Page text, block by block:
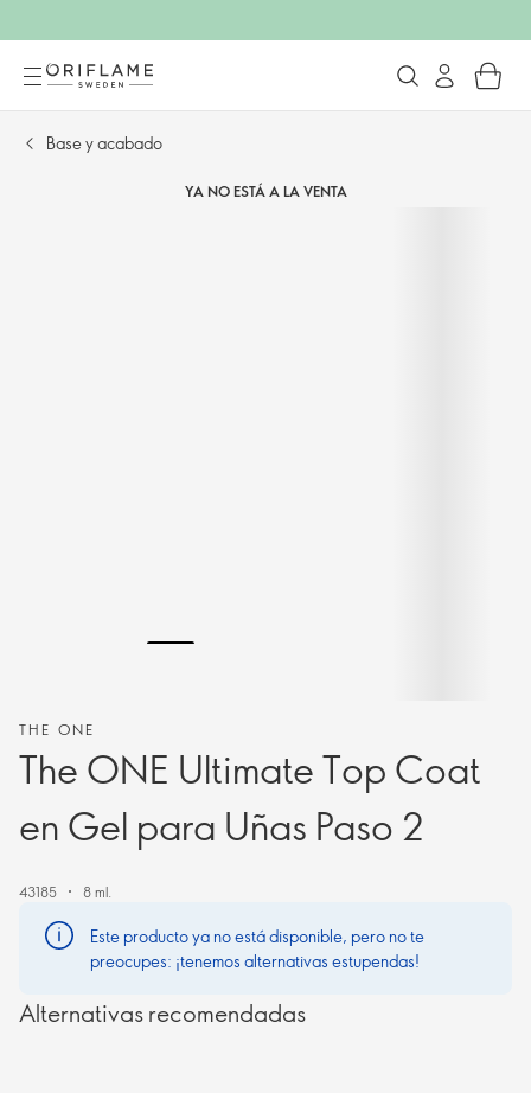
Base y acabado
YA NO ESTÁ A LA VENTA
THE ONE
The ONE Ultimate Top Coat
en Gel para Uñas Paso 2
43185 8 ml.
Este producto ya no está disponible, pero no te
preocupes: ¡tenemos alternativas estupendas!
Alternativas recomendadas